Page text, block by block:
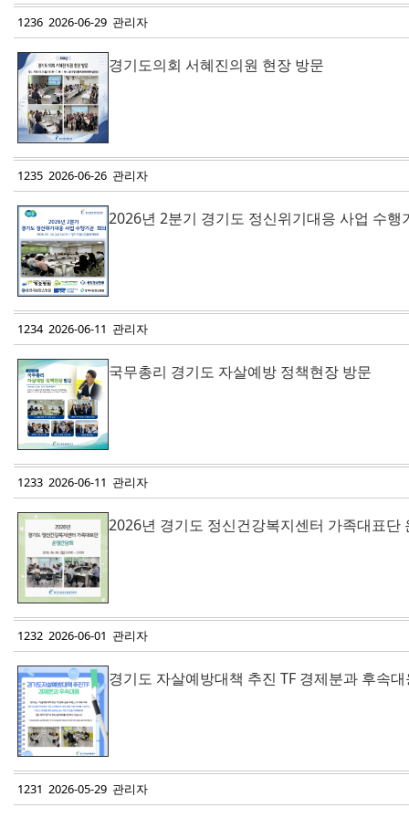
1236 2026-06-29 관리자
경기도의회 서혜진의원 현장 방문
1235 2026-06-26 관리자
2026년 2분기 경기도 정신위기대응 사업 수행
1234 2026-06-11 관리자
국무총리 경기도 자살예방 정책현장 방문
1233 2026-06-11 관리자
2026년 경기도 정신건강복지센터 가족대표단
1232 2026-06-01 관리자
경기도 자살예방대책 추진 TF 경제분과 후속대
1231 2026-05-29 관리자